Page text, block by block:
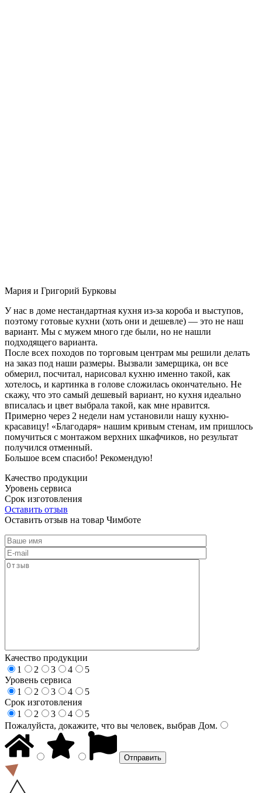
Мария и Григорий Бурковы
У нас в доме нестандартная кухня из-за короба и выступов,
поэтому готовые кухни (хоть они и дешевле) — это не наш
вариант. Мы с мужем много где были, но не нашли
подходящего варианта.
После всех походов по торговым центрам мы решили делать
на заказ под наши размеры. Вызвали замерщика, он все
обмерил, посчитал, нарисовал кухню именно такой, как
хотелось, и картинка в голове сложилась окончательно. Не
скажу, что это самый дешевый вариант, но кухня идеально
вписалась и цвет выбрала такой, как мне нравится.
Примерно через 2 недели нам установили нашу кухню-
красавицу! «Благодаря» нашим кривым стенам, им пришлось
помучиться с монтажом верхних шкафчиков, но результат
получился отменный.
Большое всем спасибо! Рекомендую!
Качество продукции
Уровень сервиса
Срок изготовления
Оставить отзыв
Оставить отзыв на товар Чимботе
Качество продукции
1
2 3 4
5
Уровень сервиса
1
2 3 4
5
Срок изготовления
1
2 3 4
5
Пожалуйста, докажите, что вы человек, выбрав Дом.